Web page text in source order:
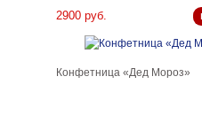
2900 руб.
Конфетница «Дед Мороз»